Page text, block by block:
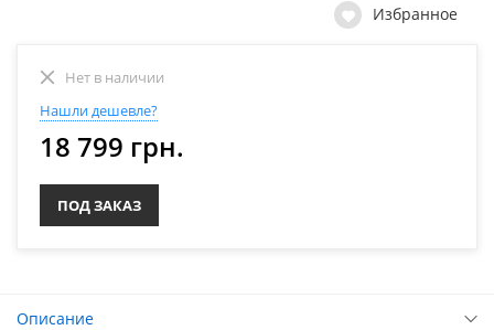
Избранное
Нет в наличии
Нашли дешевле?
18 799 грн.
ПОД ЗАКАЗ
Описание